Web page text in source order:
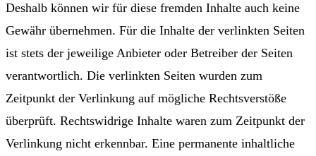
Deshalb können wir für diese fremden Inhalte auch keine
Gewähr übernehmen. Für die Inhalte der verlinkten Seiten
ist stets der jeweilige Anbieter oder Betreiber der Seiten
verantwortlich. Die verlinkten Seiten wurden zum
Zeitpunkt der Verlinkung auf mögliche Rechtsverstöße
überprüft. Rechtswidrige Inhalte waren zum Zeitpunkt der
Verlinkung nicht erkennbar. Eine permanente inhaltliche